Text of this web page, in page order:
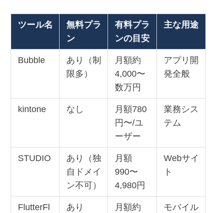
ツール名
無料プラ
ン
有料プラ
ンの目安
主な用途
Bubble
あり（制
限多）
月額約
4,000〜
数万円
アプリ開
発全般
kintone なし
月額780
円〜/ユ
ーザー
業務シス
テム
STUDIO
あり（独
自ドメイ
ン不可）
月額
990〜
4,980円
Webサイ
ト
FlutterFl
あり
月額約
モバイル